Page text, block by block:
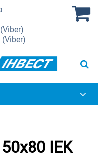
(Viber)
IEK